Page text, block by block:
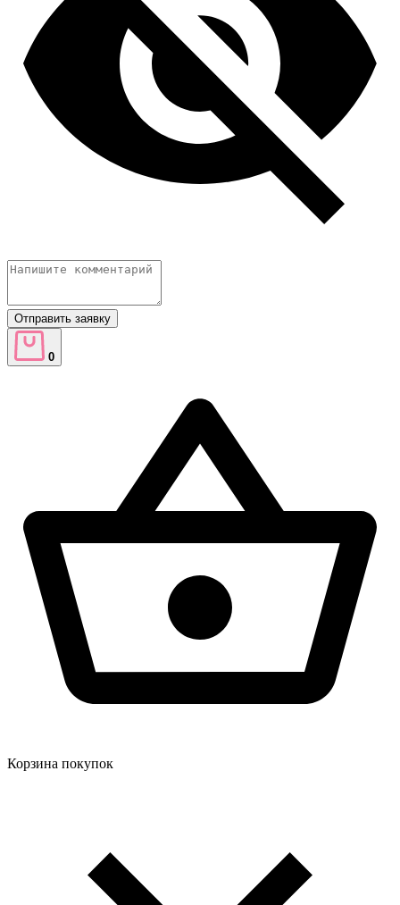
Отправить заявку
0
Корзина покупок